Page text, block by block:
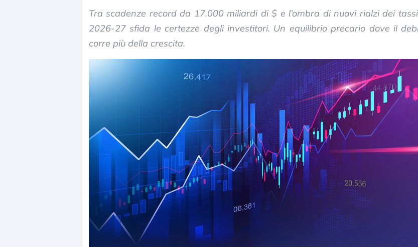
Tra scadenze record da 17.000 miliardi di $ e l’ombra di nuovi rialzi dei
2026-27 sfida le certezze degli investitori. Un equilibrio precario dove il
corre più della crescita.
Dalle valutazioni estreme alla
correzione. Cosa sta guidando il
repricing degli asset?
«La mia vita è rovinata».
in preda al panico dopo lo scoppio
della bolla AI